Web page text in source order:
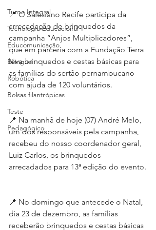
Turno Integral
Tecnologia Educacional
Educomunicação
Bilíngue
Robótica
Bolsas filantrópicas
Teste
Pedagógico
📍 O Salesiano Recife participa da
arrecadação de brinquedos da
campanha “Anjos Multiplicadores”,
que em parceria com a Fundação Terra
leva brinquedos e cestas básicas para
as famílias do sertão pernambucano
com ajuda de 120 voluntários.
📍 Na manhã de hoje (07) André Melo,
um dos responsáveis pela campanha,
recebeu do nosso coordenador geral,
Luiz Carlos, os brinquedos
arrecadados para 13ª edição do evento.
📍 No domingo que antecede o Natal,
dia 23 de dezembro, as famílias
receberão brinquedos e cestas básicas